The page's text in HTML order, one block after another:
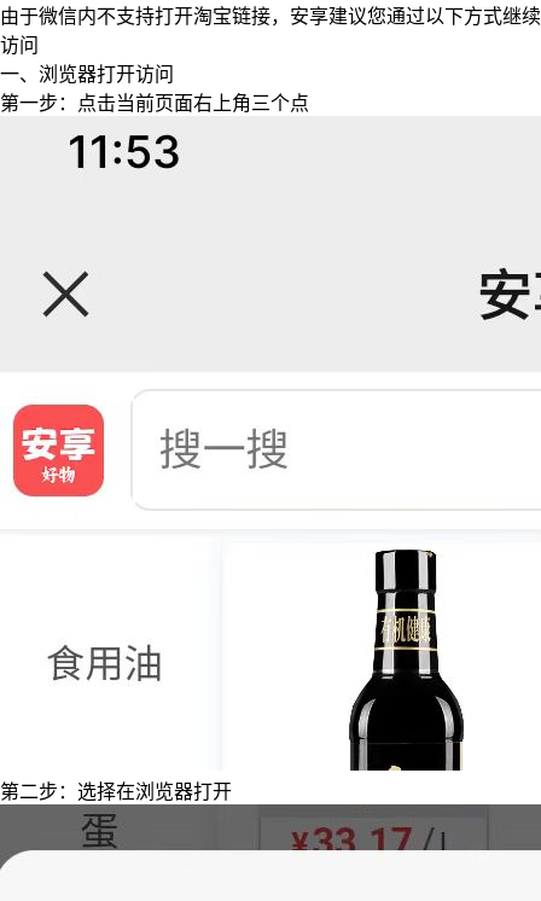
由于微信内不支持打开淘宝链接，安享建议您通过以下方式继续
访问
一、浏览器打开访问
第一步：点击当前页面右上角三个点
第二步：选择在浏览器打开